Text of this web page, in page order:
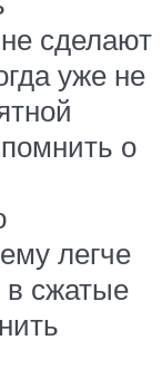
сделают
уже не
о
легче
в сжатые